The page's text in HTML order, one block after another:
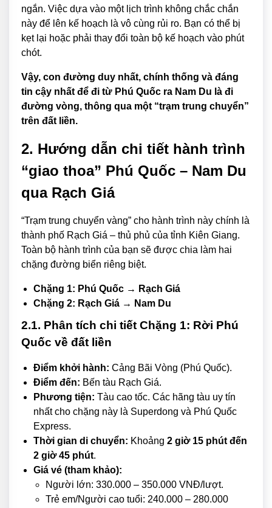
ngắn. Việc dựa vào một lịch trình không chắc chắn
này để lên kế hoạch là vô cùng rủi ro. Bạn có thể bị
kẹt lại hoặc phải thay đổi toàn bộ kế hoạch vào phút
chót.
Vậy, con đường duy nhất, chính thống và đáng
tin cậy nhất để đi từ Phú Quốc ra Nam Du là đi
đường vòng, thông qua một “trạm trung chuyển”
trên đất liền.
2. Hướng dẫn chi tiết hành trình
“giao thoa” Phú Quốc – Nam Du
qua Rạch Giá
“Trạm trung chuyển vàng” cho hành trình này chính là
thành phố Rạch Giá – thủ phủ của tỉnh Kiên Giang.
Toàn bộ hành trình của bạn sẽ được chia làm hai
chặng đường biển riêng biệt.
Chặng 1: Phú Quốc → Rạch Giá
Chặng 2: Rạch Giá → Nam Du
2.1. Phân tích chi tiết Chặng 1: Rời Phú
Quốc về đất liền
Điểm khởi hành: Cảng Bãi Vòng (Phú Quốc).
Điểm đến: Bến tàu Rạch Giá.
Phương tiện: Tàu cao tốc. Các hãng tàu uy tín
nhất cho chặng này là Superdong và Phú Quốc
Express.
Thời gian di chuyển: Khoảng 2 giờ 15 phút đến
2 giờ 45 phút.
Giá vé (tham khảo):
Người lớn: 330.000 – 350.000 VNĐ/lượt.
Trẻ em/Người cao tuổi: 240.000 – 280.000